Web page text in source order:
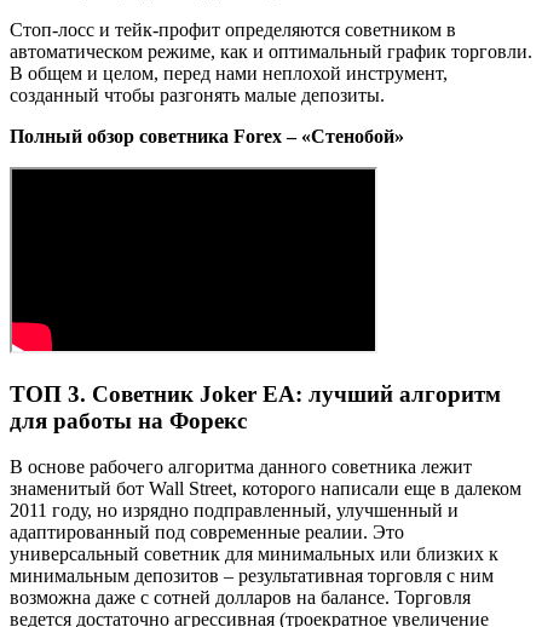
Стоп-лосс и тейк-профит определяются советником в
автоматическом режиме, как и оптимальный график торговли.
В общем и целом, перед нами неплохой инструмент,
созданный чтобы разгонять малые депозиты.
Полный обзор советника Forex – «Стенобой»
ТОП 3. Советник Joker EA: лучший алгоритм
для работы на Форекс
В основе рабочего алгоритма данного советника лежит
знаменитый бот Wall Street, которого написали еще в далеком
2011 году, но изрядно подправленный, улучшенный и
адаптированный под современные реалии. Это
универсальный советник для минимальных или близких к
минимальным депозитов – результативная торговля с ним
возможна даже с сотней долларов на балансе. Торговля
ведется достаточно агрессивная (троекратное увеличение